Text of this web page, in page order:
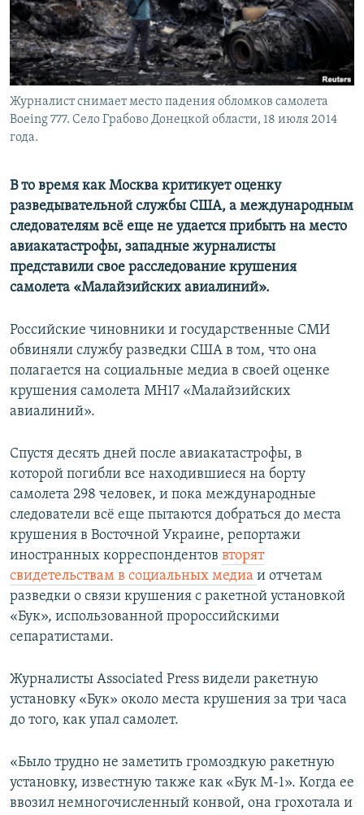
Журналист снимает место падения обломков самолета
Boeing 777. Село Грабово Донецкой области, 18 июля 2014
года.
В то время как Москва критикует оценку
разведывательной службы США, а международным
следователям всё еще не удается прибыть на место
авиакатастрофы, западные журналисты
представили свое расследование крушения
самолета «Малайзийских авиалиний».
Российские чиновники и государственные СМИ
обвиняли службу разведки США в том, что онa
полагаeтся на социальные медиа в своей оценке
крушения самолета MH17 «Малайзийских
авиалиний».
Спустя десять дней после авиакатастрофы, в
которой погибли все находившиеся на борту
самолета 298 человек, и пока международные
следователи всё еще пытаются добраться до места
крушения в Восточной Украине, репортажи
иностранных корреспондентов вторят
свидетельствам в социальных медиа и отчетам
разведки о связи крушения с ракетной установкой
«Бук», использованной пророссийскими
сепаратистами.
Журналисты Associated Press видели ракетную
установку «Бук» около места крушения за три часа
до того, как упал самолет.
«Было трудно не заметить громоздкую ракетную
установку, известную также как «Бук М-1». Когда ее
ввозил немногочисленный конвой, она грохотала и